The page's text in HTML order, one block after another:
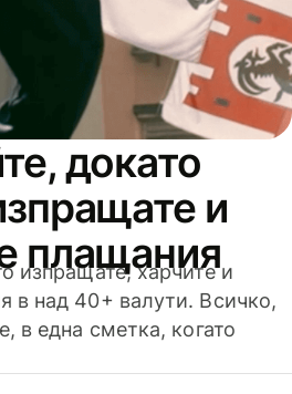
докато
и
плащания
изпращате, харчите и
в над 40+ валути. Всичко,
в една сметка, когато